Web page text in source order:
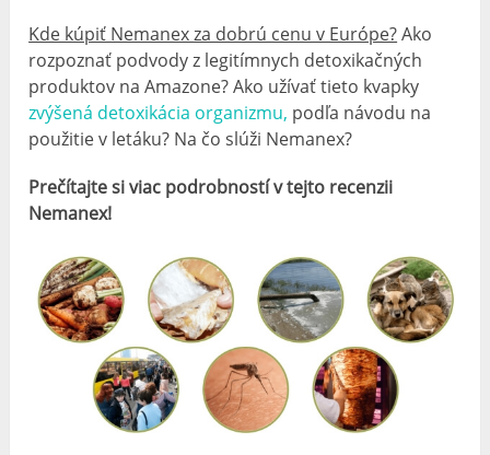
Kde kúpiť Nemanex za dobrú cenu v Európe?Ako
rozpoznať podvody z legitímnych detoxikačných
produktov na Amazone? Ako užívať tieto kvapky
zvýšená detoxikácia organizmu, podľa návodu na
použitie v letáku? Na čo slúži Nemanex?
Prečítajte si viac podrobností v tejto recenzii
Nemanex!